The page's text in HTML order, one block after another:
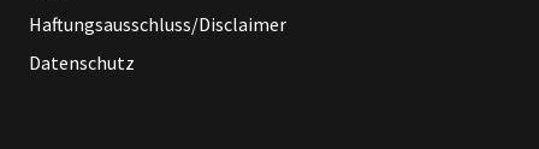
Haftungsausschluss/Disclaimer
Datenschutz